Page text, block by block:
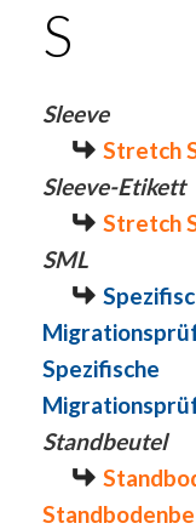
S
Sleeve
Stretch
Sleeve-Etikett
Stretch
SML
Spezifische
Standbeutel